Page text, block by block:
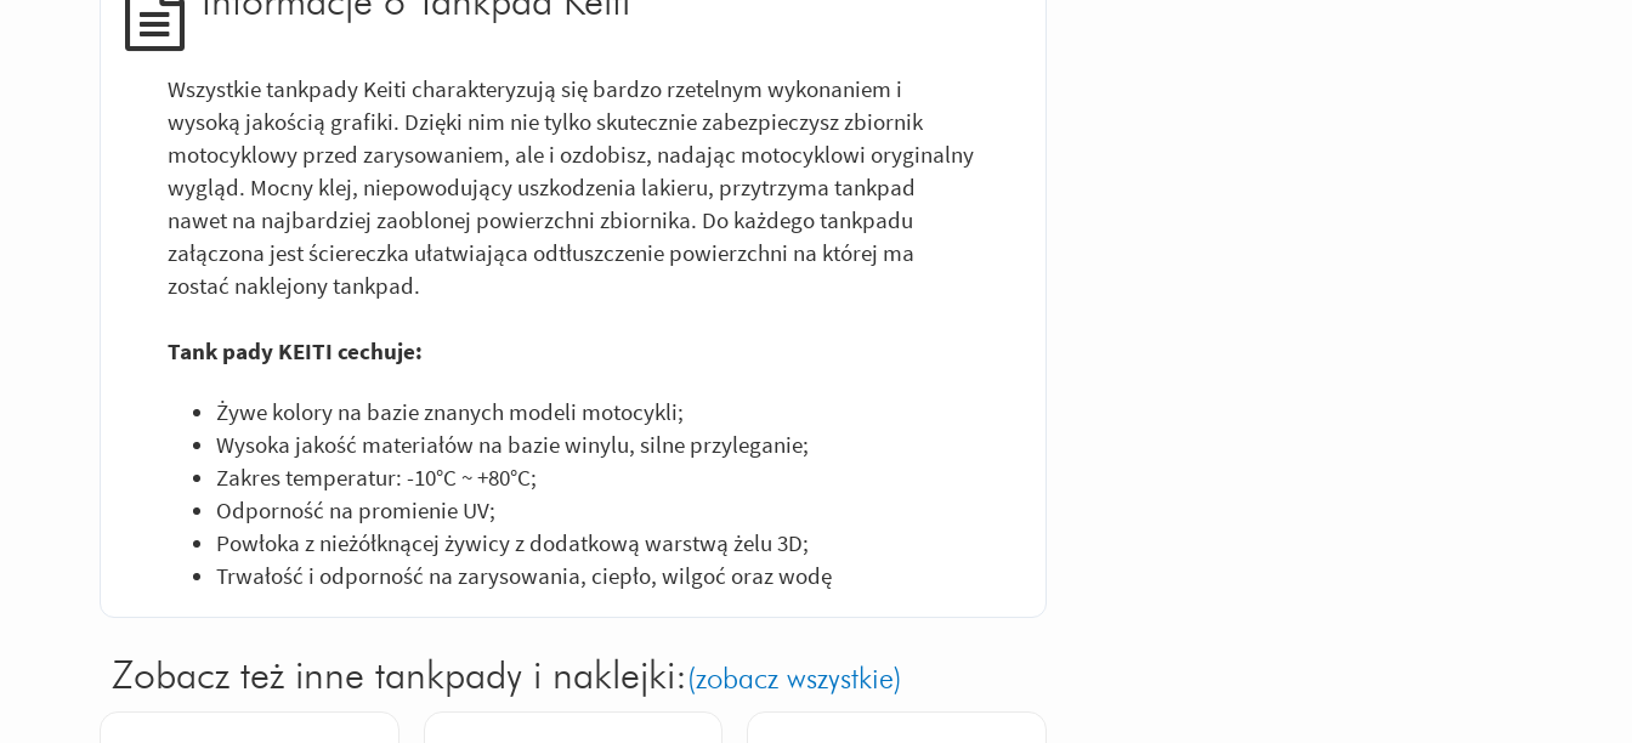
Wszystkie tankpady Keiti charakteryzują się bardzo rzetelnym wykonaniem i
wysoką jakością grafiki. Dzięki nim nie tylko skutecznie zabezpieczysz zbiornik
motocyklowy przed zarysowaniem, ale i ozdobisz, nadając motocyklowi oryginalny
wygląd. Mocny klej, niepowodujący uszkodzenia lakieru, przytrzyma tankpad
nawet na najbardziej zaoblonej powierzchni zbiornika. Do każdego tankpadu
załączona jest ściereczka ułatwiająca odtłuszczenie powierzchni na której ma
zostać naklejony tankpad.
Tank pady KEITI cechuje:
Żywe kolory na bazie znanych modeli motocykli;
Wysoka jakość materiałów na bazie winylu, silne przyleganie;
Zakres temperatur: -10°C ~ +80°C;
Odporność na promienie UV;
Powłoka z nieżółknącej żywicy z dodatkową warstwą żelu 3D;
Trwałość i odporność na zarysowania, ciepło, wilgoć oraz wodę
Zobacz też inne tankpady i naklejki: (zobacz wszystkie)